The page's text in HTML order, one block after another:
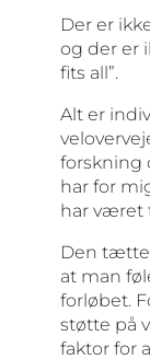
Der er
og der er
fits all”.
Alt er
forskning
har for
har været
Den tætte
at man
forløbet.
støtte på
faktor for